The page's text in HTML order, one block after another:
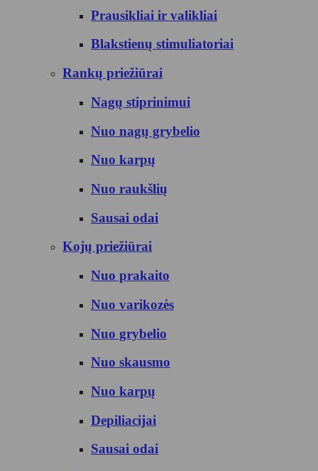
Prausikliai ir valikliai
Blakstienų stimuliatoriai
Rankų priežiūrai
Nagų stiprinimui
Nuo nagų grybelio
Nuo karpų
Nuo raukšlių
Sausai odai
Kojų priežiūrai
Nuo prakaito
Nuo varikozės
Nuo grybelio
Nuo skausmo
Nuo karpų
Depiliacijai
Sausai odai